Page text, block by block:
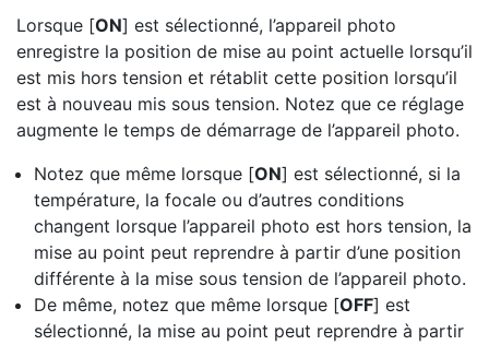
Lorsque [ON] est sélectionné, l’appareil photo
enregistre la position de mise au point actuelle lorsqu’il
est mis hors tension et rétablit cette position lorsqu’il
est à nouveau mis sous tension. Notez que ce réglage
augmente le temps de démarrage de l’appareil photo.
Notez que même lorsque [ON] est sélectionné, si la
température, la focale ou d’autres conditions
changent lorsque l’appareil photo est hors tension, la
mise au point peut reprendre à partir d’une position
différente à la mise sous tension de l’appareil photo.
De même, notez que même lorsque [OFF] est
sélectionné, la mise au point peut reprendre à partir